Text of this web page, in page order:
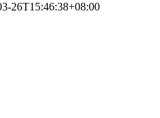
26T15:46:38+08:00